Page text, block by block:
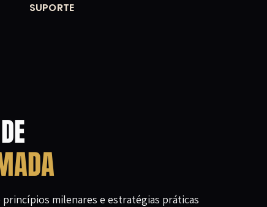
SUPORTE
milenares e estratégias práticas